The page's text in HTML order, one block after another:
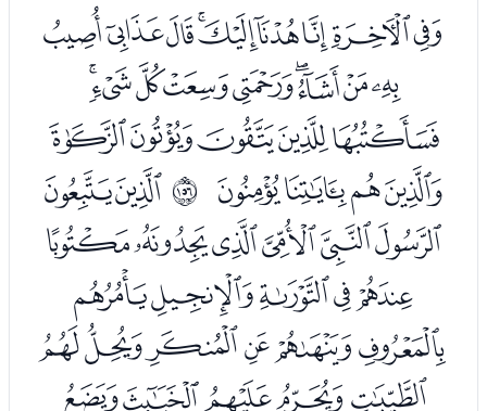
ﭘﭙﭚﭛﭜﭝﭞﭟﭠ
ﭡﭢﭣﭤﭥﭦﭧﭨﭩ
ﭪﭫﭬﭭﭮ
ﭯﭰﭱﭲ ﲛﭴﭵ
ﭶﭷﭸﭹﭺﭻ
ﭼﭽﭾﭿﮀ
ﮁﮂﮃﮄﮅﮆ
ﮇﮈﮉﮊﮋ